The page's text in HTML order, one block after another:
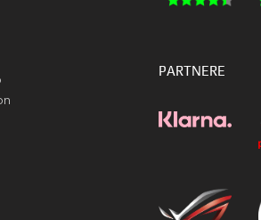
PARTNERE